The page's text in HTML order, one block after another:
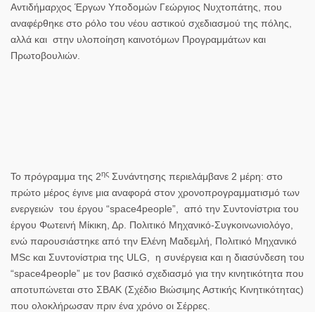
Αντιδήμαρχος Έργων Υποδομών Γεώργιος Νυχτοπάτης, που
αναφέρθηκε στο ρόλο του νέου αστικού σχεδιασμού της πόλης,
αλλά και στην υλοποίηση καινοτόμων Προγραμμάτων και
Πρωτοβουλιών.
Το πρόγραμμα της 2ης Συνάντησης περιελάμβανε 2 μέρη: στο
πρώτο μέρος έγινε μια αναφορά στον χρονοπρογραμματισμό των
ενεργειών του έργου “space4people”, από την Συντονίστρια του
έργου Φωτεινή Μίκικη, Δρ. Πολιτικό Μηχανικό-Συγκοινωνιολόγο,
ενώ παρουσιάστηκε από την Ελένη Μαδεμλή, Πολιτικό Μηχανικό
MSc και Συντονίστρια της ULG, η συνέργεια και η διασύνδεση του
“space4people” με τον βασικό σχεδιασμό για την κινητικότητα που
αποτυπώνεται στο ΣΒΑΚ (Σχέδιο Βιώσιμης Αστικής Κινητικότητας)
που ολοκλήρωσαν πριν ένα χρόνο οι Σέρρες.